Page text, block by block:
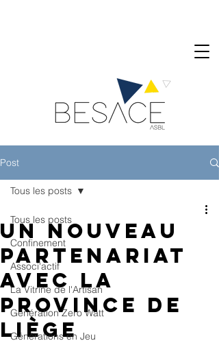
Post
Tous les posts
Confinement
Associ'actif
La Vitrine de l'Artisan
Génération Zero Watt
Générations en Jeu
Tous les posts
Un nouveau
partenariat
avec la
Province de
Liège